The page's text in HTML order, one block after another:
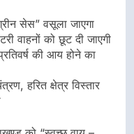
सेस” वसूला जाएगा
वाहनों को छूट दी जाएगी
की आय होने का
हरित क्षेत्र विस्तार